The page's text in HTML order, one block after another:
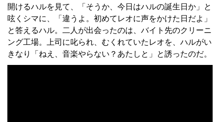
開けるハルを見て、「そうか、今日はハルの誕生日か」と
呟くシマに、「違うよ。初めてレオに声をかけた日だよ」
と答えるハル。二人が出会ったのは、バイト先のクリーニ
ング工場。上司に叱られ、むくれていたレオを、ハルがい
きなり「ねえ、音楽やらない？あたしと」と誘ったのだ。